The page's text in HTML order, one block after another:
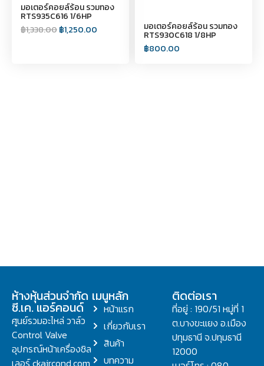
มอเตอร์คอยล์ร้อน รวมทอง
RTS935C616 1/6HP
฿1,338.00฿1,250.00 มอเตอร์คอยล์ร้อน รวมทอง
RTS930C618 1/8HP
฿800.00
ห้างหุ้นส่วนจำกัด
ซี.เค. แอร์คอนด์
ศูนย์รวมอะไหล่ วาล์ว
Control Valve
อุปกรณ์หน้าเครื่องชิล
เลอร์ ckaircond.com
เมนูหลัก
หน้าแรก
เกี่ยวกับเรา
สินค้า
บทความ
ติดต่อเรา
ที่อยู่ : 190/51 หมู่ที่ 1
ต.บางขะแยง อ.เมือง
ปทุมธานี จ.ปทุมธานี
12000